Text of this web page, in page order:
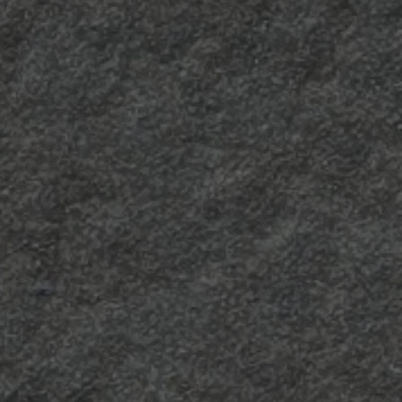
Longline
È caratterizzata da linee
verticali irregolari molto
visibili che esaltano
perfettamente l’aspetto
dei decorativi.